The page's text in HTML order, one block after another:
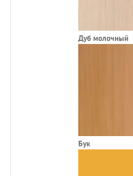
Дуб молочный
Бук